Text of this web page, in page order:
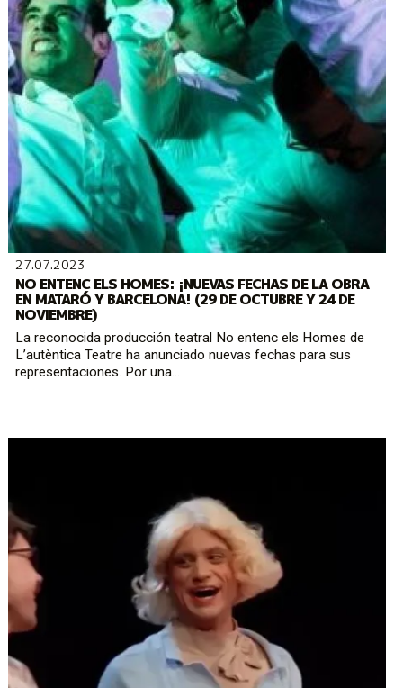
27.07.2023
NO ENTENC ELS HOMES: ¡NUEVAS FECHAS DE LA OBRA
EN MATARÓ Y BARCELONA! (29 DE OCTUBRE Y 24 DE
NOVIEMBRE)
La reconocida producción teatral No entenc els Homes de
L’autèntica Teatre ha anunciado nuevas fechas para sus
representaciones. Por una...